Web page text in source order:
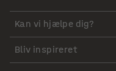
Kan vi hjælpe dig?
Bliv inspireret